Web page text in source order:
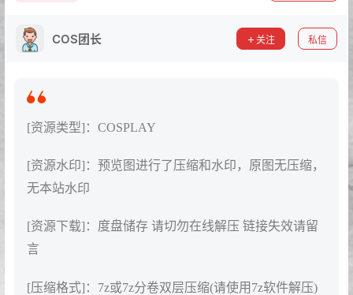
COS团长 关注 私信
[资源类型]：COSPLAY
[资源水印]：预览图进行了压缩和水印，原图无压缩，
无本站水印
[资源下载]：度盘储存 请切勿在线解压 链接失效请留
言
[压缩格式]：7z或7z分卷双层压缩(请使用7z软件解压)